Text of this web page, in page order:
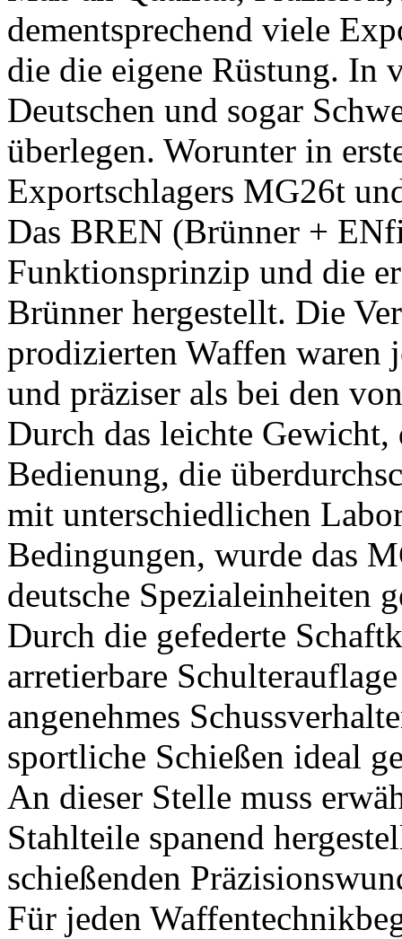
dementsprechend viele
die die eigene Rüstung. In
Deutschen und sogar
überlegen. Worunter in
Exportschlagers MG26t
Das BREN (Brünner +
Funktionsprinzip und die
Brünner hergestellt. Die
prodizierten Waffen waren
und präziser als bei den
Durch das leichte
Bedienung, die
mit unterschiedlichen
Bedingungen, wurde das
deutsche Spezialeinheiten
Durch die gefederte
arretierbare
angenehmes
sportliche Schießen ideal
An dieser Stelle muss
Stahlteile spanend
schießenden
Für jeden